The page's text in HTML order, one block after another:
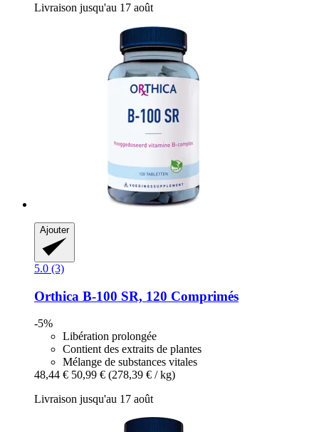
Livraison jusqu'au 17 août
Ajouter
5.0 (3)
Orthica B-​100 SR, 120 Comprimés
-5%
Libération prolongée
Contient des extraits de plantes
Mélange de substances vitales
48,44 € 50,99 € (278,39 € / kg)
Livraison jusqu'au 17 août